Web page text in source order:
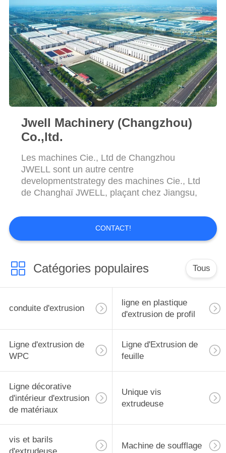
SITE
PRIVACY
POLICY
Jwell Machinery (Changzhou)
Co.,ltd.
Les machines Cie., Ltd de Changzhou
JWELL sont un autre centre
developmentstrategy des machines Cie., Ltd
de Changhaï JWELL, plaçant chez Jiangsu,
CONTACT!
Catégories populaires Tous
conduite d'extrusion
ligne en plastique
d'extrusion de profil
Ligne d'extrusion de
WPC
Ligne d'Extrusion de
feuille
Ligne décorative
d'intérieur d'extrusion
de matériaux
Unique vis
extrudeuse
vis et barils
Machine de soufflage